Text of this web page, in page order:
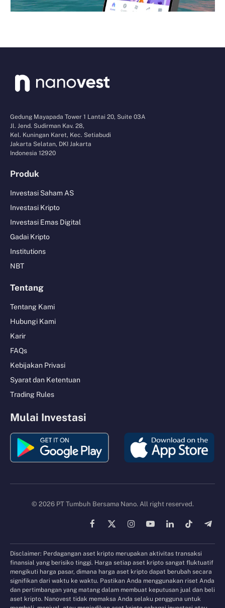
Gedung Mayapada Tower 1 Lantai 20, Suite 03A
Jl. Jend. Sudirman Kav. 28,
Kel. Kuningan Karet, Kec. Setiabudi
Jakarta Selatan, DKI Jakarta
Indonesia 12920
Produk
Investasi Saham AS
Investasi Kripto
Investasi Emas Digital
Gadai Kripto
Institutions
NBT
Tentang
Tentang Kami
Hubungi Kami
Karir
FAQs
Kebijakan Privasi
Syarat dan Ketentuan
Trading Rules
Mulai Investasi
© 2026 PT Tumbuh Bersama Nano. All right reserved.
Facebook
X
InstagramYouTubeLinkedInTikTok
Disclaimer: Perdagangan aset kripto merupakan aktivitas transaksi
finansial yang berisiko tinggi. Harga setiap aset kripto sangat fluktuatif
mengikuti harga pasar, dimana harga aset kripto dapat berubah secara
signifikan dari waktu ke waktu. Pastikan Anda menggunakan riset Anda
dan pertimbangan yang matang dalam membuat keputusan jual dan beli
aset kripto. Nanovest tidak memaksa Anda selaku pengguna untuk